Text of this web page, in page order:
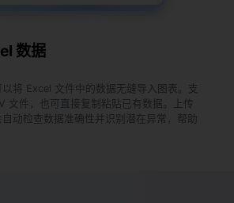
数据
将 Excel 文件中的数据无缝导入图表。支
文件，也可直接复制粘贴已有数据。上传
动检查数据准确性并识别潜在异常，帮助